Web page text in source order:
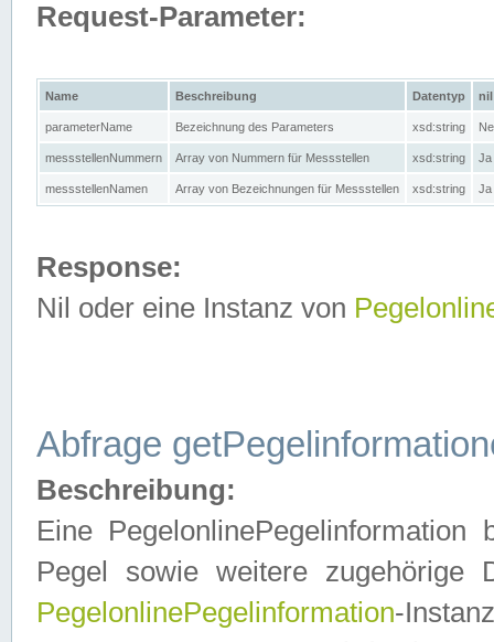
Request-Parameter:
Name Beschreibung Datentyp nil
parameterName Bezeichnung des Parameters xsd:string
messstellenNummern Array von Nummern für Messstellen xsd:string Ja
messstellenNamen Array von Bezeichnungen für Messstellen xsd:string Ja
Response:
Nil oder eine Instanz von
Abfrage
Beschreibung:
Eine
Pegel sowie weitere zugehörige
PegelonlinePegelinformation-